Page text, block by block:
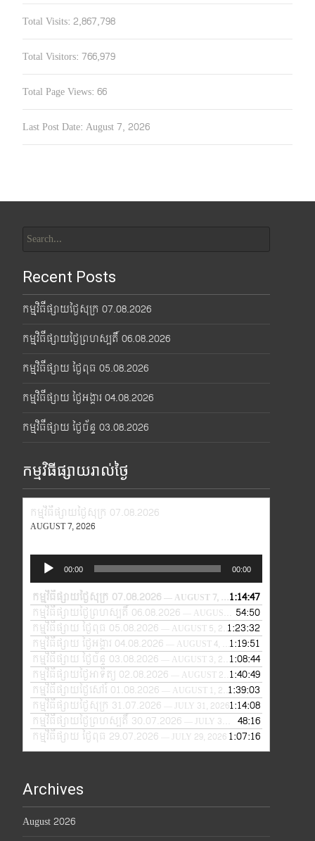
Total Visits: 2,867,798
Total Visitors: 766,979
Total Page Views: 66
Last Post Date: August 7, 2026
for:
Recent Posts
កម្មវិធីផ្សាយថ្ងៃសុក្រ 07.08.2026
កម្មវិធីផ្សាយថ្ងៃព្រហស្បតិ៍ 06.08.2026
កម្មវិធីផ្សាយ ថ្ងៃពុធ 05.08.2026
កម្មវិធីផ្សាយ ថ្ងៃអង្គារ 04.08.2026
កម្មវិធីផ្សាយ ថ្ងៃច័ន្ទ 03.08.2026
កម្មវិធីផ្សាយរាល់ថ្ងៃ
កម្មវិធីផ្សាយថ្ងៃសុក្រ 07.08.2026
AUGUST 7, 2026
Audio
Player
00:00 00:00
កម្មវិធីផ្សាយថ្ងៃសុក្រ 07.08.2026— AUGUST 7, 2026
1:14:47
កម្មវិធីផ្សាយថ្ងៃព្រហស្បតិ៍ 06.08.2026
— AUGUST 6, 2026
54:50
កម្មវិធីផ្សាយ ថ្ងៃពុធ 05.08.2026
— AUGUST 5, 2026 1:23:32
កម្មវិធីផ្សាយ ថ្ងៃអង្គារ 04.08.2026
— AUGUST 4, 2026
1:19:51
កម្មវិធីផ្សាយ ថ្ងៃច័ន្ទ 03.08.2026
— AUGUST 3, 2026 1:08:44
កម្មវិធីផ្សាយថ្ងៃអាទិត្យ 02.08.2026
— AUGUST 2, 2026 1:40:49
កម្មវិធីផ្សាយថ្ងៃសៅរ៍ 01.08.2026
— AUGUST 1, 2026 1:39:03
កម្មវិធីផ្សាយថ្ងៃសុក្រ 31.07.2026
— JULY 31, 20261:14:08
កម្មវិធីផ្សាយថ្ងៃព្រហស្បតិ៍ 30.07.2026
— JULY 30, 2026
48:16
កម្មវិធីផ្សាយ ថ្ងៃពុធ 29.07.2026
— JULY 29, 20261:07:16
Archives
August 2026